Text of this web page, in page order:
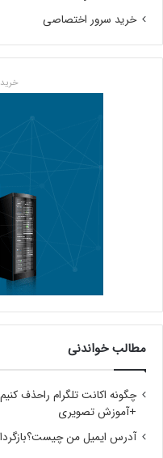
خرید سرور اختصاصی
مطالب خواندنی
چگونه اکانت تلگرام راحذف
+آموزش تصویری
آدرس ایمیل من